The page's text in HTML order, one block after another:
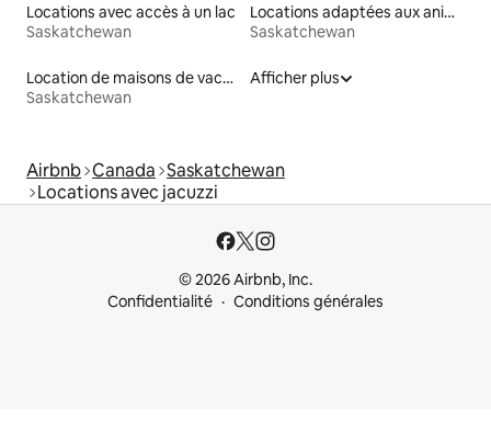
Locations avec accès à un lac
Saskatchewan
Locations adaptées aux animaux
Saskatchewan
Location de maisons de vacances
Saskatchewan
Afficher plus
Airbnb Canada Saskatchewan
Locations avec jacuzzi
© 2026 Airbnb, Inc.
Confidentialité
Conditions générales